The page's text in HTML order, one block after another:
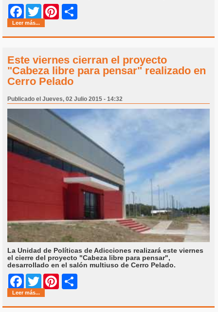
Facebook
Twitter Pinterest
Leer más...
Este viernes cierran el proyecto
"Cabeza libre para pensar" realizado en
Cerro Pelado
Publicado el Jueves, 02 Julio 2015 - 14:32
La Unidad de Políticas de Adicciones realizará este viernes
el cierre del proyecto "Cabeza libre para pensar",
desarrollado en el salón multiuso de Cerro Pelado.
Facebook
Twitter Pinterest
Leer más...